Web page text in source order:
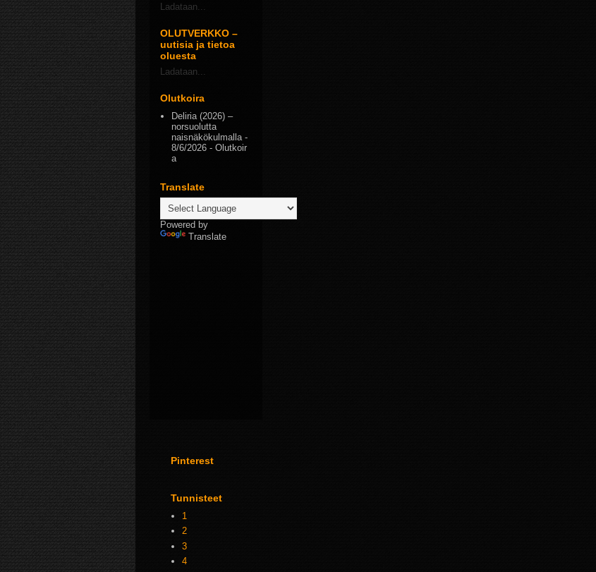
Ladataan...
OLUTVERKKO –
uutisia ja tietoa
oluesta
Ladataan...
Olutkoira
Deliria (2026) –
norsuolutta
naisnäkökulmalla-
8/6/2026 - Olutkoir
a
Translate
Powered by
Translate
Pinterest
Tunnisteet
1
2
3
4